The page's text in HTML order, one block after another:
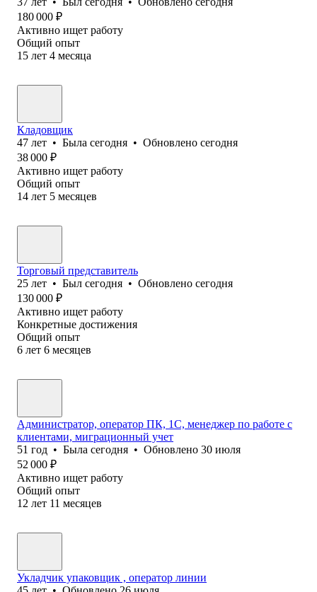
180 000 ₽
Активно ищет работу
Общий опыт
15 лет 4 месяца
Кладовщик
47 лет • Была сегодня • Обновлено сегодня
38 000 ₽
Активно ищет работу
Общий опыт
14 лет 5 месяцев
Торговый представитель
25 лет • Был сегодня • Обновлено сегодня
130 000 ₽
Активно ищет работу
Конкретные достижения
Общий опыт
6 лет 6 месяцев
Администратор, оператор ПК, 1С, менеджер по работе с
клиентами, миграционный учет
51 год • Была сегодня • Обновлено 30 июля
52 000 ₽
Активно ищет работу
Общий опыт
12 лет 11 месяцев
Укладчик упаковщик , оператор линии